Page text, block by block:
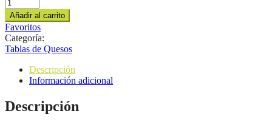
Añadir al carrito
Favoritos
Categoría:
Tablas de Quesos
Descripción
Información adicional
Descripción